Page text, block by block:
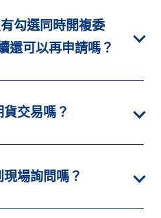
勾選同時開複委
還可以再申請嗎？
交易嗎？
場詢問嗎？